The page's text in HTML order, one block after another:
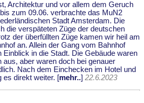
Architektur und vor allem dem Geruch
zum 09.06. verbrachte das MuN2
Stadt Amsterdam. Die
die verspäteten Züge der deutschen
der überfüllten Züge kamen wir heil am
an. Allein der Gang vom Bahnhof
Einblick in die Stadt. Die Gebäude waren
aber waren doch bei genauer
Nach dem Einchecken im Hotel und
es direkt weiter. [mehr..] 22.6.2023